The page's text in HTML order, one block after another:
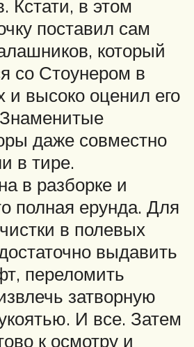
Кстати, в этом
поставил сам
который
со Стоунером в
и высоко оценил его
даже совместно
в тире.
в разборке и
полная ерунда. Для
в полевых
выдавить
переломить
затворную
И все. Затем
к осмотру и